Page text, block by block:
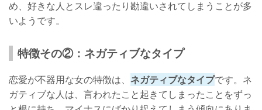
め、好きな人とスレ違ったり勘違いされてしまうことが多
いようです。
特徴その②：ネガティブなタイプ
恋愛が不器用な女の特徴は、 ネガティブなタイプです。ネ
ガティブな人は、言われたこと起きてしまったことをずっ